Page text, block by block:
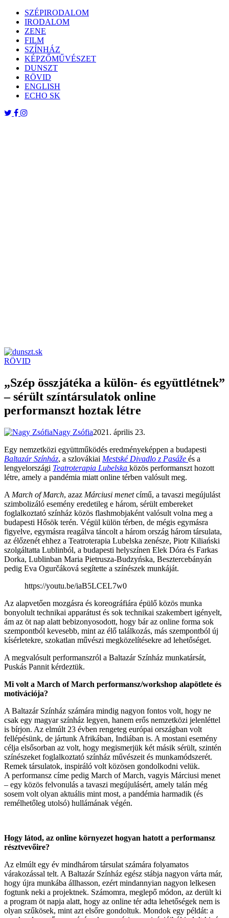
Skip
content
SZÉPIRODALOM
IRODALOM
ZENE
FILM
SZÍNHÁZ
KÉPZŐMŰVÉSZET
DUNSZT
RÖVID
ENGLISH
ECHO SK
RÖVID
„Szép összjátéka a külön- és együttlétnek”
– sérült színtársulatok online
performanszt hoztak létre
Nagy Zsófia2021. április 23.
Egy nemzetközi együttműködés eredményeképpen a budapesti
Baltazár Színház, a szlovákiai Mestské Divadlo z Pasáže és a
lengyelországi Teatroterapia Lubelska közös performanszt hozott
létre, amely a pandémia miatt online térben valósult meg.
A March of March, azaz Márciusi menetcímű, a tavaszi megújulást
szimbolizáló esemény eredetileg e három, sérült embereket
foglalkoztató színház közös flashmobjaként valósult volna meg a
budapesti Hősök terén. Végül külön térben, de mégis egymásra
figyelve, egymásra reagálva táncolt a három ország három társulata,
az élőzenét ehhez a Teatroterapia Lubelska zenésze, Piotr Kiliański
szolgáltatta Lublinból, a budapesti helyszínen Elek Dóra és Farkas
Dorka, Lublinban Maria Pietrusza-Budzyńska, Besztercebányán
pedig Eva Ogurčáková segítette a színészek munkáját.
https://youtu.be/iaB5LCEL7w0
Az alapvetően mozgásra és koreográfiára épülő közös munka
bonyolult technikai apparátust és sok technikai szakembert igényelt,
ám az öt nap alatt bebizonyosodott, hogy bár az online forma sok
szempontból kevesebb, mint az élő találkozás, más szempontból új
kísérletekre, szokatlan művészi megközelítésekre ad lehetőséget.
A megvalósult performanszról a Baltazár Színház munkatársát,
Puskás Pannit kérdeztük.
Mi volt a March of March performansz/workshop alapötlete és
motivációja?
A Baltazár Színház számára mindig nagyon fontos volt, hogy ne
csak egy magyar színház legyen, hanem erős nemzetközi jelenléttel
is bírjon. Az elmúlt 23 évben rengeteg európai országban volt
fellépésünk, de jártunk Afrikában, Indiában is. A mostani esemény
célja elsősorban az volt, hogy megismerjük két másik sérült, szintén
színészeket foglalkoztató színház művészeit és munkamódszerét.
Remek társulatok, inspiráló volt közösen gondolkodni velük.
A performansz címe pedig March of March, vagyis Márciusi menet
– egy közös felvonulás a tavaszi megújulásért, amely talán még
sosem volt olyan aktuális mint most, a pandémia harmadik (és
remélhetőleg utolsó) hullámának végén.
Hogy látod, az online környezet hogyan hatott a performansz
résztvevőire?
Az elmúlt egy év mindhárom társulat számára folyamatos
várakozással telt. A Baltazár Színház egész stábja nagyon várta már,
hogy újra munkába állhasson, ezért mindannyian nagyon lelkesen
fogtunk neki a projektnek. Számomra, meglepő módon, az derült ki
a program öt napja alatt, hogy az online tér adta lehetőségek nem is
olyan szűkösek, mint azt elsőre gondoltuk. Mondok egy példát: a